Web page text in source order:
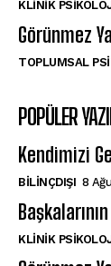
KLINIK
Görünmez
TOPLUMSAL
POPÜLER
Kendimizi
BILINÇDIŞI 8
KLINIK